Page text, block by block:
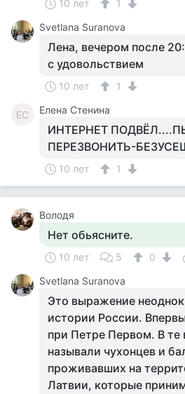
10 лет
1
Svetlana Suranova
Лена, вечером после
с удовольствием
10 лет 1
ЕС Елена Стенина
ИНТЕРНЕТ
ПЕРЕЗВОНИТЬ-
10 лет 1
Володя
Нет обьясните.
10 лет 5
0
Svetlana Suranova
Это выражение
истории России.
при Петре Первом. В те
называли чухонцев и
проживавших на
Латвии, которые